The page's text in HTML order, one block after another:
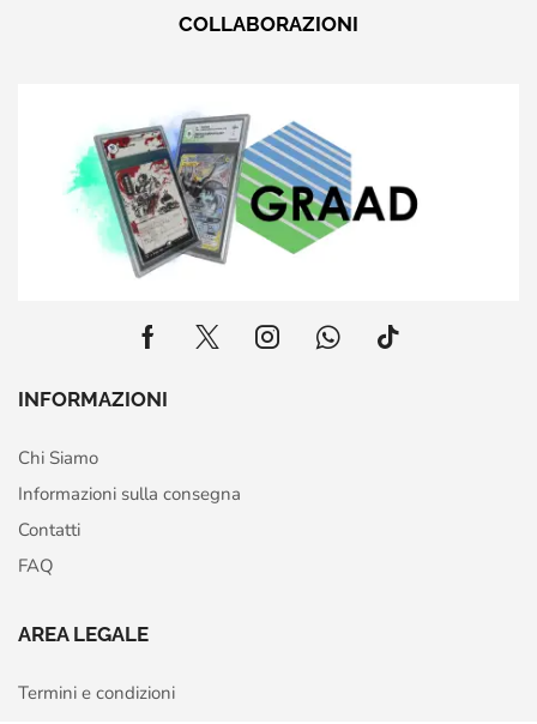
COLLABORAZIONI
INFORMAZIONI
Chi Siamo
Informazioni sulla consegna
Contatti
FAQ
AREA LEGALE
Termini e condizioni